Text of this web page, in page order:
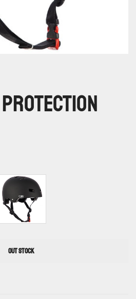
Protection
OUT STOCK